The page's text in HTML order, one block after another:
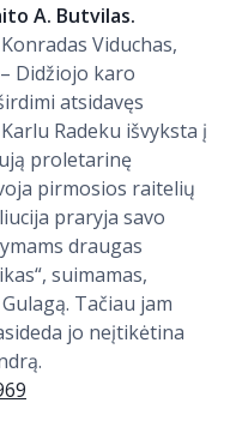
A. Butvilas.
Viduchas,
Didžiojo karo
atsidavęs
Radeku išvyksta į
proletarinę
pirmosios raitelių
praryja savo
draugas
suimamas,
Tačiau jam
jo neįtikėtina